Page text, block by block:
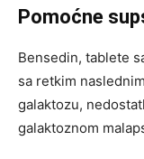
Pomoćne
Bensedin, tablete
sa retkim
galaktozu,
galaktoznom